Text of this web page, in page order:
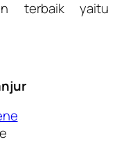
terbaik yaitu